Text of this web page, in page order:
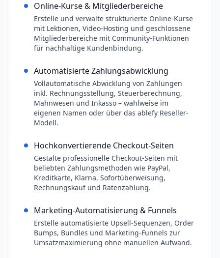
Online-Kurse & Mitgliederbereiche
Erstelle und verwalte strukturierte Online-Kurse
mit Lektionen, Video-Hosting und geschlossene
Mitgliederbereiche mit Community-Funktionen
für nachhaltige Kundenbindung.
Automatisierte Zahlungsabwicklung
Vollautomatische Abwicklung von Zahlungen
inkl. Rechnungsstellung, Steuerberechnung,
Mahnwesen und Inkasso – wahlweise im
eigenen Namen oder über das ablefy Reseller-
Modell.
Hochkonvertierende Checkout-Seiten
Gestalte professionelle Checkout-Seiten mit
beliebten Zahlungsmethoden wie PayPal,
Kreditkarte, Klarna, Sofortüberweisung,
Rechnungskauf und Ratenzahlung.
Marketing-Automatisierung & Funnels
Erstelle automatisierte Upsell-Sequenzen, Order
Bumps, Bundles und Marketing-Funnels zur
Umsatzmaximierung ohne manuellen Aufwand.